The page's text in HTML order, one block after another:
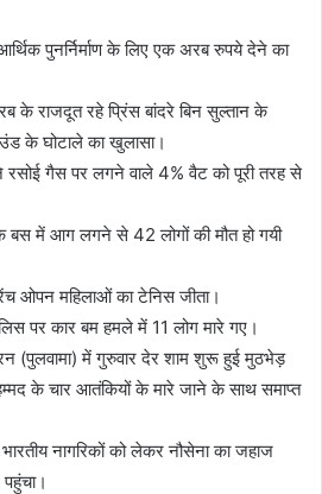
पुनर्निर्माण के लिए एक अरब रुपये देने का
के राजदूत रहे प्रिंस बांदरे बिन सुल्तान के
के घोटाले का खुलासा।
गैस पर लगने वाले 4% वैट को पूरी तरह से
में आग लगने से 42 लोगों की मौत हो गयी
ओपन महिलाओं का टेनिस जीता।
पर कार बम हमले में 11 लोग मारे गए।
(पुलवामा) में गुरुवार देर शाम शुरू हुई मुठभेड़
के चार आतंकियों के मारे जाने के साथ समाप्त
नागरिकों को लेकर नौसेना का जहाज
पहुंचा।